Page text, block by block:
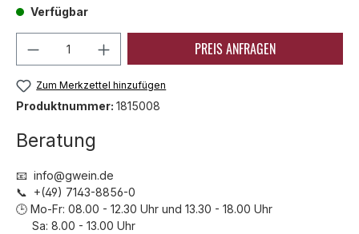
Verfügbar
Produkt Anzahl: Gib denPREIS ANFRAGEN
Zum Merkzettel hinzufügen
Produktnummer: 1815008
Beratung
📧 info@gwein.de
📞 +(49) 7143-8856-0
🕒 Mo-Fr: 08.00 - 12.30 Uhr und 13.30 - 18.00 Uhr
Sa: 8.00 - 13.00 Uhr